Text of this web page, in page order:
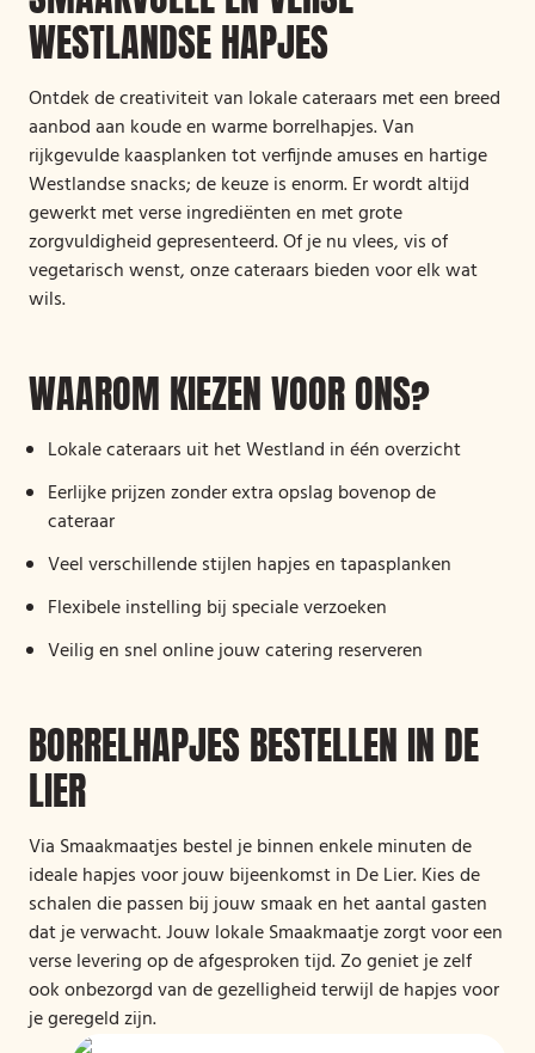
WESTLANDSE HAPJES
Ontdek de creativiteit van lokale cateraars met een breed
aanbod aan koude en warme borrelhapjes. Van
rijkgevulde kaasplanken tot verfijnde amuses en hartige
Westlandse snacks; de keuze is enorm. Er wordt altijd
gewerkt met verse ingrediënten en met grote
zorgvuldigheid gepresenteerd. Of je nu vlees, vis of
vegetarisch wenst, onze cateraars bieden voor elk wat
wils.
WAAROM KIEZEN VOOR ONS?
Lokale cateraars uit het Westland in één overzicht
Eerlijke prijzen zonder extra opslag bovenop de
cateraar
Veel verschillende stijlen hapjes en tapasplanken
Flexibele instelling bij speciale verzoeken
Veilig en snel online jouw catering reserveren
BORRELHAPJES BESTELLEN IN DE
LIER
Via Smaakmaatjes bestel je binnen enkele minuten de
ideale hapjes voor jouw bijeenkomst in De Lier. Kies de
schalen die passen bij jouw smaak en het aantal gasten
dat je verwacht. Jouw lokale Smaakmaatje zorgt voor een
verse levering op de afgesproken tijd. Zo geniet je zelf
ook onbezorgd van de gezelligheid terwijl de hapjes voor
je geregeld zijn.